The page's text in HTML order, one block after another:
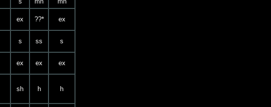
ex ??* ex
s ss s
ex ex ex
sh h h